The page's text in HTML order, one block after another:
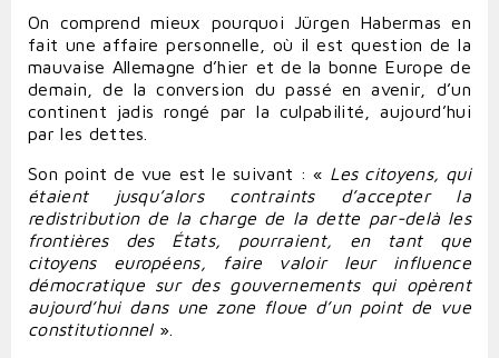
On comprend mieux pourquoi Jürgen Habermas en
fait une affaire personnelle, où il est question de la
mauvaise Allemagne d’hier et de la bonne Europe de
demain, de la conversion du passé en avenir, d’un
continent jadis rongé par la culpabilité, aujourd’hui
par les dettes.
Son point de vue est le suivant : « Les citoyens, qui
étaient jusqu’alors contraints d’accepter la
redistribution de la charge de la dette par-delà les
frontières des États, pourraient, en tant que
citoyens européens, faire valoir leur influence
démocratique sur des gouvernements qui opèrent
aujourd’hui dans une zone floue d’un point de vue
constitutionnel».